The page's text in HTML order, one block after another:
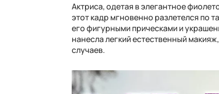
Актриса, одетая в элегантное
этот кадр мгновенно разлетелся по
его фигурными прическами и
нанесла легкий естественный
случаев.